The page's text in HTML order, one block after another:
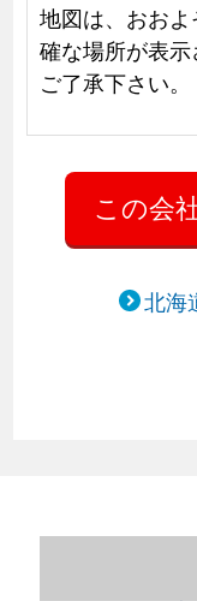
地図は、おお
確な場所が表示
ご了承下さい。
北海